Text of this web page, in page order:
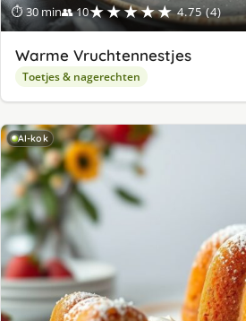
⏱ 30 min👥 10★★★★★ 4.75 (4)
Warme Vruchtennestjes
Toetjes & nagerechten
AI-kok